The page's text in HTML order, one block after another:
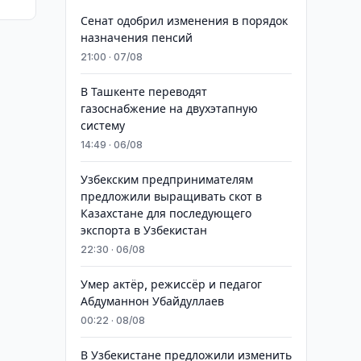
Сенат одобрил изменения в порядок
назначения пенсий
21:00 · 07/08
В Ташкенте переводят
газоснабжение на двухэтапную
систему
14:49 · 06/08
Узбекским предпринимателям
предложили выращивать скот в
Казахстане для последующего
экспорта в Узбекистан
22:30 · 06/08
Умер актёр, режиссёр и педагог
Абдуманнон Убайдуллаев
00:22 · 08/08
В Узбекистане предложили изменить